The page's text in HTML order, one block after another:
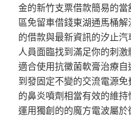
金的新竹支票借款簡易的
區免留車借錢東湖通馬桶
的借款與最新資訊的汐止
人員面臨找到滿足你的刺
適合使用抗黴菌軟膏治療
到發固定不變的交流電源
的鼻炎噴劑相當有效的維
運用獨創的的魔方電波屬